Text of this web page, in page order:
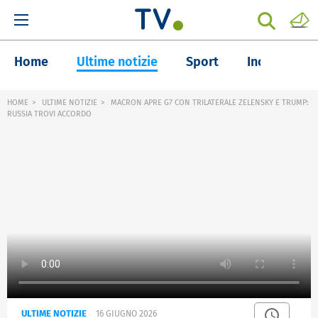
Home Ultime notizie Sport Inchieste
HOME ULTIME NOTIZIE
MACRON APRE G7 CON TRILATERALE ZELENSKY E TRUMP:
RUSSIA TROVI ACCORDO
ULTIME NOTIZIE 16 GIUGNO 2026